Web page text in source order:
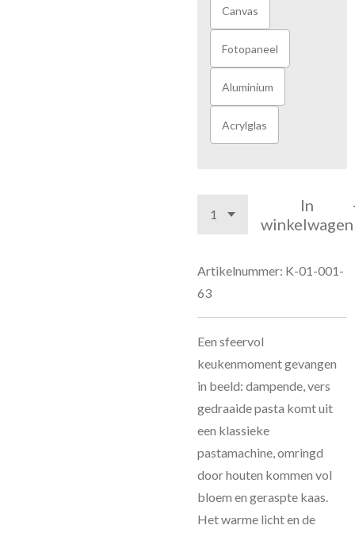
Canvas
Fotopaneel
Aluminium
Acrylglas
In
winkelwagen
Artikelnummer: K-01-001-
63
Een sfeervol
keukenmoment gevangen
in beeld: dampende, vers
gedraaide pasta komt uit
een klassieke
pastamachine, omringd
door houten kommen vol
bloem en geraspte kaas.
Het warme licht en de